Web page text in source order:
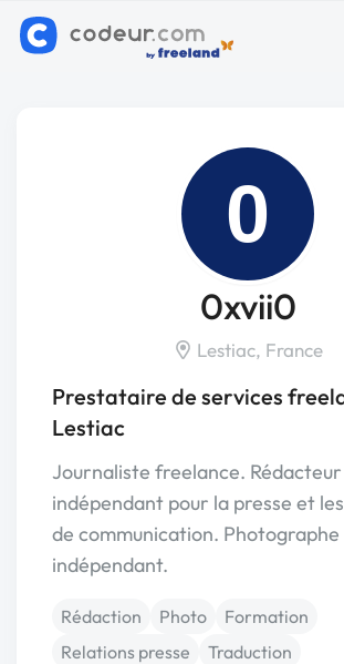
0
0xvii0
Lestiac, France
Prestataire de services
Lestiac
Journaliste freelance. Rédacteur
indépendant pour la presse et
de communication. Photographe
indépendant.
Rédaction Photo
Formation
Relations presse
Traduction